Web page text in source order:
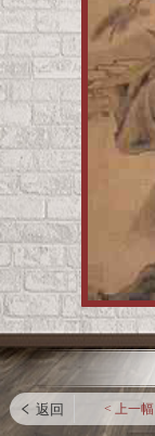
 返回 < 上一幅